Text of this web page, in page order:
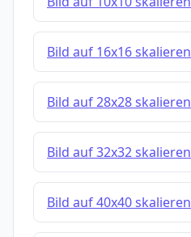
Bild auf 16x16 skalieren
Bild auf 28x28 skalieren
Bild auf 32x32 skalieren
Bild auf 40x40 skalieren